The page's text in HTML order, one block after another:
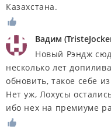
Казахстана.
Вадим (
Новый Рэндж
несколько лет
обновить, такое себе
Нет уж, Лохусы
ибо нех на премиуме